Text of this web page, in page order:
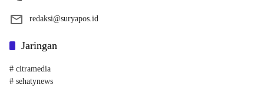
redaksi@suryapos.id
Jaringan
# citramedia
# sehatynews